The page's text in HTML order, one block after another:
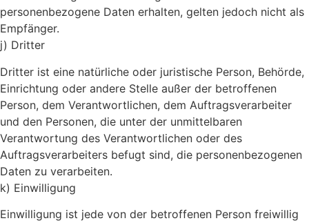
personenbezogene Daten erhalten, gelten jedoch nicht als
Empfänger.
j) Dritter
Dritter ist eine natürliche oder juristische Person, Behörde,
Einrichtung oder andere Stelle außer der betroffenen
Person, dem Verantwortlichen, dem Auftragsverarbeiter
und den Personen, die unter der unmittelbaren
Verantwortung des Verantwortlichen oder des
Auftragsverarbeiters befugt sind, die personenbezogenen
Daten zu verarbeiten.
k) Einwilligung
Einwilligung ist jede von der betroffenen Person freiwillig